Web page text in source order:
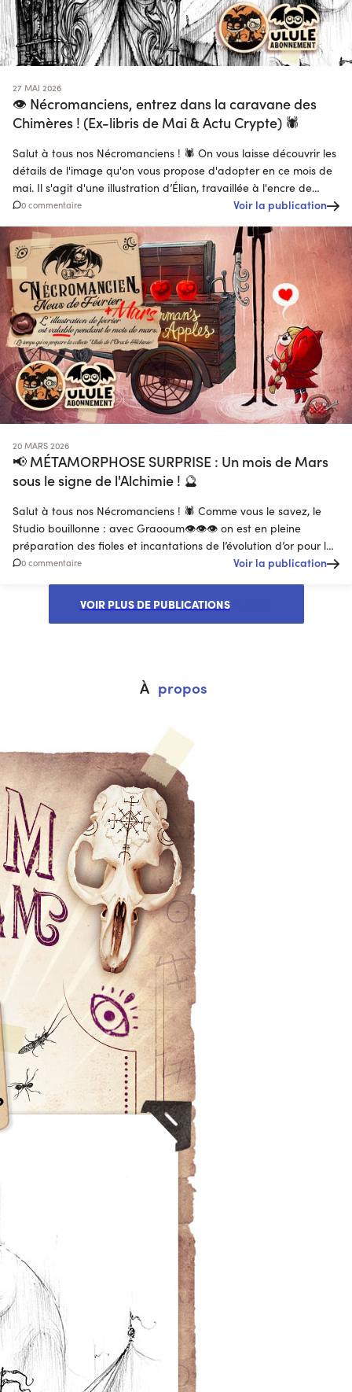
27 MAI 2026
👁️ Nécromanciens, entrez dans la caravane des
Chimères ! (Ex-libris de Mai & Actu Crypte) 🕷️
Salut à tous nos Nécromanciens ! 🕷️ On vous laisse découvrir les
détails de l'image qu'on vous propose d'adopter en ce mois de
mai. Il s'agit d'une illustration d’Élian, travaillée à l'encre de
Chine, issue de l'univers Des Maudits (Black'Mor Chronicles).
0 commentaire Voir la publication
20 MARS 2026
📢 MÉTAMORPHOSE SURPRISE : Un mois de Mars
sous le signe de l'Alchimie ! 🔮
Salut à tous nos Nécromanciens ! 🕷️ Comme vous le savez, le
Studio bouillonne : avec Graooum👁️👁️👁️ on est en pleine
préparation des fioles et incantations de l’évolution d’or pour le
lancement de l’Abominable Oracle — Édition Alchimie à la fin du
0 commentaire Voir la publication
VOIR PLUS DE PUBLICATIONS
À propos